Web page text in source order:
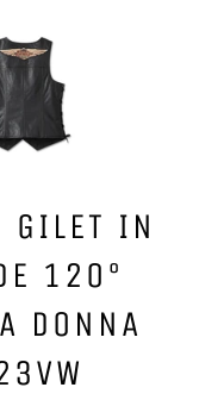
GILET IN
120°
DONNA